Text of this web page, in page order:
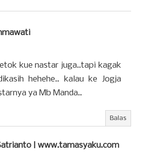
kue nastar juga..tapi kagak
hehehe.. kalau ke Jogja
ya Mb Manda..
Balas
| www.tamasyaku.com